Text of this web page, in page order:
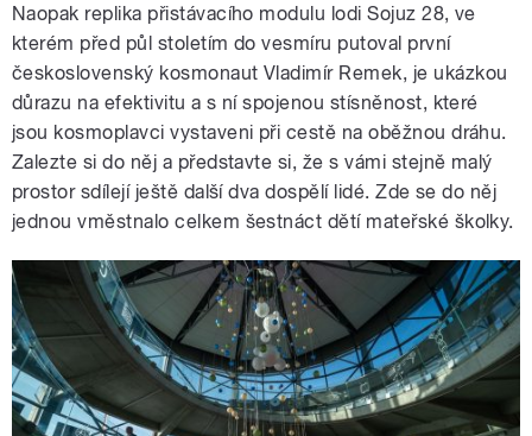
Naopak replika přistávacího modulu lodi Sojuz 28, ve
kterém před půl stoletím do vesmíru putoval první
československý kosmonaut Vladimír Remek, je ukázkou
důrazu na efektivitu a s ní spojenou stísněnost, které
jsou kosmoplavci vystaveni při cestě na oběžnou dráhu.
Zalezte si do něj a představte si, že s vámi stejně malý
prostor sdílejí ještě další dva dospělí lidé. Zde se do něj
jednou vměstnalo celkem šestnáct dětí mateřské školky.